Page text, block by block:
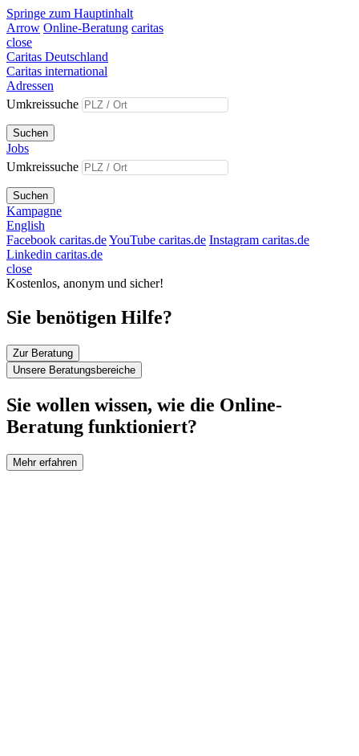
Springe zum Hauptinhalt
Arrow Online-Beratung caritas
close
Caritas Deutschland
Caritas international
Adressen
Umkreissuche
Suchen
Jobs
Umkreissuche
Suchen
Kampagne
English
Facebook caritas.deYouTube caritas.de Instagram caritas.de
Linkedin caritas.de
close
Kostenlos, anonym und sicher!
Sie benötigen Hilfe?
Zur Beratung
Unsere Beratungsbereiche
Sie wollen wissen, wie die Online-
Beratung funktioniert?
Mehr erfahren